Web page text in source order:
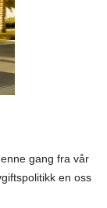
gang fra vår
en oss